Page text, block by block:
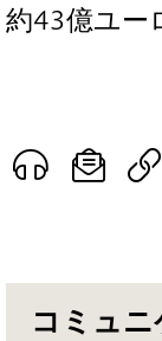
コミュ
約43億ユー